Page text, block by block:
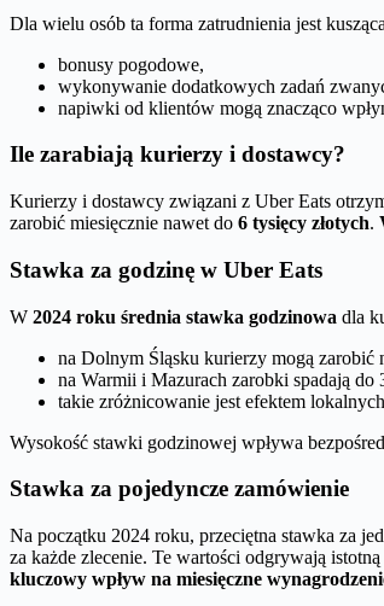
Dla wielu osób ta forma zatrudnienia jest
bonusy pogodowe,
wykonywanie dodatkowych zadań
napiwki od klientów mogą znacząco
Ile zarabiają kurierzy i dostawcy?
Kurierzy i dostawcy związani z Uber Eats
zarobić miesięcznie nawet do 6 tysięcy złotych.
Stawka za godzinę w Uber Eats
W 2024 roku średnia stawka godzinowa dla
na Dolnym Śląsku kurierzy mogą zarobić
na Warmii i Mazurach zarobki spadają do
takie zróżnicowanie jest efektem
Wysokość stawki godzinowej wpływa
Stawka za pojedyncze zamówienie
Na początku 2024 roku, przeciętna stawka za
za każde zlecenie. Te wartości odgrywają
kluczowy wpływ na miesięczne